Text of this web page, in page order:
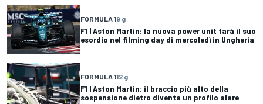
FORMULA 19 g
F1 | Aston Martin: la nuova power unit farà il suo
esordio nel filming day di mercoledì in Ungheria
FORMULA 112 g
F1 | Aston Martin: il braccio più alto della
sospensione dietro diventa un profilo alare